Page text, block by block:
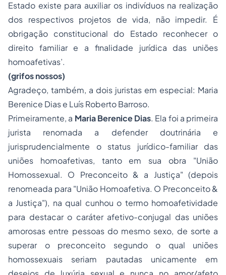
Estado existe para auxiliar os indivíduos na realização
dos respectivos projetos de vida, não impedir. É
obrigação constitucional do Estado reconhecer o
direito familiar e a finalidade jurídica das uniões
homoafetivas’.
(grifos nossos)
Agradeço, também, a dois juristas em especial: Maria
Berenice Dias e Luís Roberto Barroso.
Primeiramente, a Maria Berenice Dias. Ela foi a primeira
jurista renomada a defender doutrinária e
jurisprudencialmente o status jurídico-familiar das
uniões homoafetivas, tanto em sua obra "União
Homossexual. O Preconceito & a Justiça" (depois
renomeada para "União Homoafetiva. O Preconceito &
a Justiça"), na qual cunhou o termo homoafetividade
para destacar o caráter afetivo-conjugal das uniões
amorosas entre pessoas do mesmo sexo, de sorte a
superar o preconceito segundo o qual uniões
homossexuais seriam pautadas unicamente em